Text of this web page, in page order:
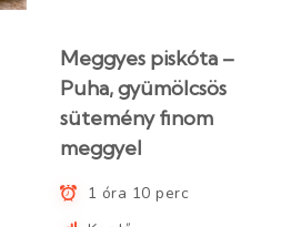
Meggyes piskóta –
Puha, gyümölcsös
sütemény finom
meggyel
1 óra 10 perc